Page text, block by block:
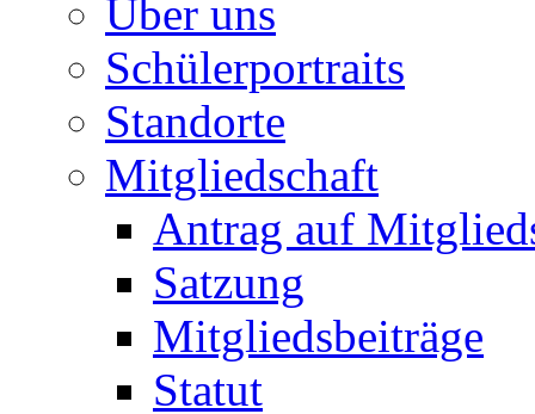
Über uns
Schülerportraits
Standorte
Mitgliedschaft
Antrag auf
Satzung
Mitgliedsbeiträge
Statut